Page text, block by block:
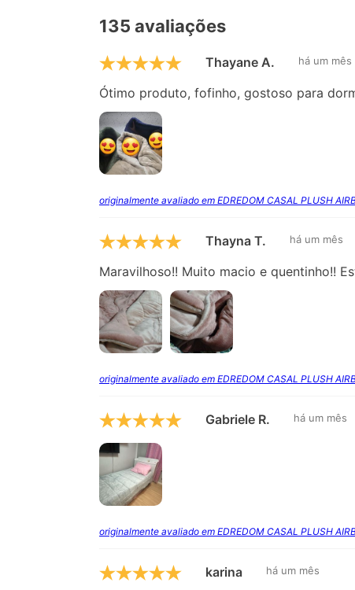
135 avaliações
Thayane A. há um mês
Ótimo produto, fofinho, gostoso para
originalmente avaliado em EDREDOM CASAL PLUSH
Thayna T. há um mês
Maravilhoso!! Muito macio e quentinho!!
originalmente avaliado em EDREDOM CASAL PLUSH
Gabriele R. há um mês
originalmente avaliado em EDREDOM CASAL PLUSH
karina há um mês